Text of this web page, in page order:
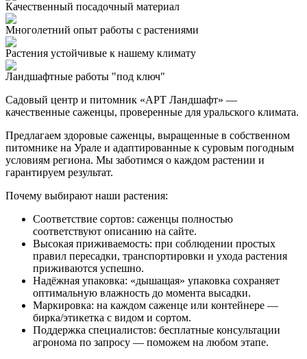
Качественный посадочный материал
Многолетний опыт работы с растениями
Растения устойчивые к нашему климату
Ландшафтные работы "под ключ"
Садовый центр и питомник «АРТ Ландшафт» —
качественные саженцы, проверенные для уральского климата.
Предлагаем здоровые саженцы, выращенные в собственном
питомнике на Урале и адаптированные к суровым погодным
условиям региона. Мы заботимся о каждом растении и
гарантируем результат.
Почему выбирают наши растения:
Соответствие сортов: саженцы полностью
соответствуют описанию на сайте.
Высокая приживаемость: при соблюдении простых
правил пересадки, транспортировки и ухода растения
приживаются успешно.
Надёжная упаковка: «дышащая» упаковка сохраняет
оптимальную влажность до момента высадки.
Маркировка: на каждом саженце или контейнере —
бирка/этикетка с видом и сортом.
Поддержка специалистов: бесплатные консультации
агронома по запросу — поможем на любом этапе.